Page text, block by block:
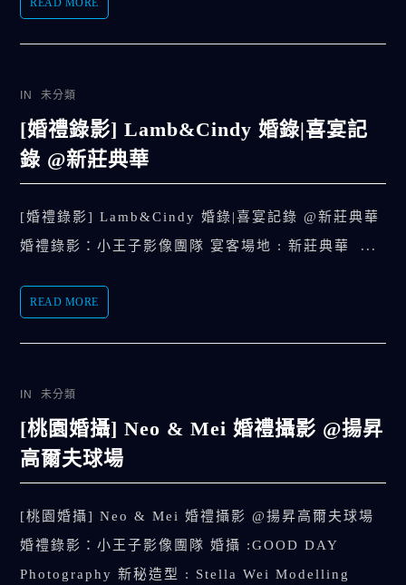
READ MORE
IN 未分類
[婚禮錄影] Lamb&Cindy 婚錄|喜宴記
錄 @新莊典華
[婚禮錄影] Lamb&Cindy 婚錄|喜宴記錄 @新莊典華
婚禮錄影：小王子影像團隊 宴客場地 : 新莊典華 ...
READ MORE
IN 未分類
[桃園婚攝] Neo & Mei 婚禮攝影 @揚昇
高爾夫球場
[桃園婚攝] Neo & Mei 婚禮攝影 @揚昇高爾夫球場
婚禮錄影：小王子影像團隊 婚攝 :GOOD DAY
Photography 新秘造型 : Stella Wei Modelling